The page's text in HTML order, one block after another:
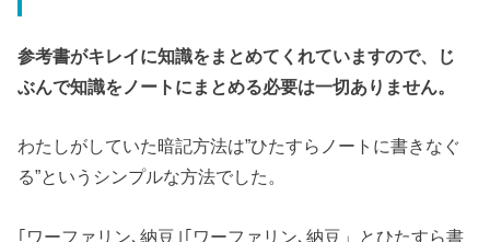
参考書がキレイに知識をまとめてくれていますので、じ
ぶんで知識をノートにまとめる必要は一切ありません。
わたしがしていた暗記方法は”ひたすらノートに書きなぐ
る”というシンプルな方法でした。
｢ワーファリン､納豆｣｢ワーファリン､納豆」とひたすら書